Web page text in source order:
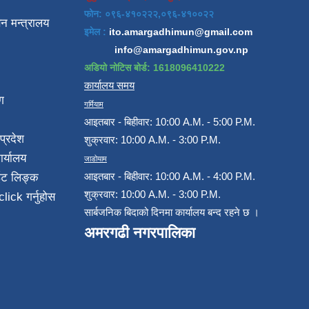
मन्त्रालय
लिङ्क
गर्नुहोस
फोन: ०९६-४१०२२२,०९६-४१००२२
इमेल : ito.amargadhimun@gmail.com
info@amargadhimun.gov.np
अडियो नोटिस बोर्ड: 1618096410222
कार्यालय समय
गर्मियाम
आइतबार - बिहीवार: 10:00 A.M. - 5:00 P.M.
शुक्रवार: 10:00 A.M. - 3:00 P.M.
जाडोयाम
आइतबार - बिहीवार: 10:00 A.M. - 4:00 P.M.
शुक्रवार: 10:00 A.M. - 3:00 P.M.
सार्बजनिक बिदाको दिनमा कार्यालय बन्द रहने छ ।
अमरगढी नगरपालिका